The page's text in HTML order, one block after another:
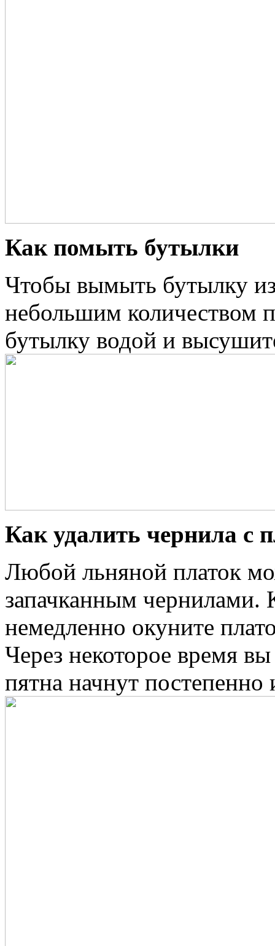
Как помыть бутылки
Чтобы вымыть бутылку
небольшим количеством
бутылку водой и
Как удалить чернила с
Любой льняной платок
запачканным чернилами.
немедленно окуните
Через некоторое время
пятна начнут постепенно